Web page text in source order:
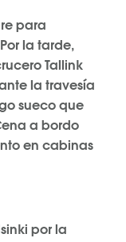
para
la tarde,
Tallink
la travesía
sueco que
a bordo
en cabinas
por la